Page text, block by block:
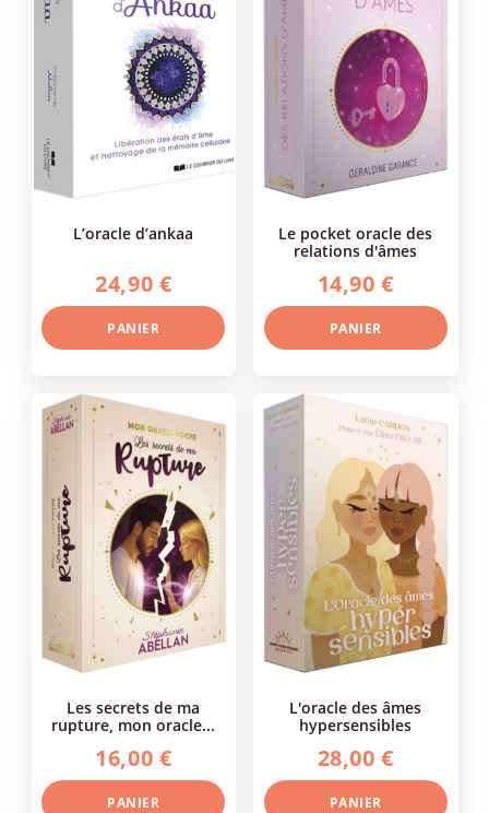
l’oracle d’ankaa
24,90 €
PANIER
le pocket oracle des
relations d'âmes
14,90 €
PANIER
les secrets de ma
rupture, mon oracle...
16,00 €
PANIER
l'oracle des âmes
hypersensibles
28,00 €
PANIER